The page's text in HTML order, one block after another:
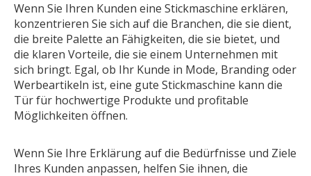
Wenn Sie Ihren Kunden eine Stickmaschine erklären,
konzentrieren Sie sich auf die Branchen, die sie dient,
die breite Palette an Fähigkeiten, die sie bietet, und
die klaren Vorteile, die sie einem Unternehmen mit
sich bringt. Egal, ob Ihr Kunde in Mode, Branding oder
Werbeartikeln ist, eine gute Stickmaschine kann die
Tür für hochwertige Produkte und profitable
Möglichkeiten öffnen.
Wenn Sie Ihre Erklärung auf die Bedürfnisse und Ziele
Ihres Kunden anpassen, helfen Sie ihnen, die